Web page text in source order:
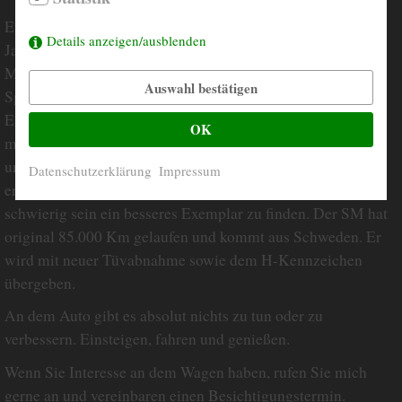
Erstklassiger und komplett revidierter Citroen SM aus dem
Jahr 1973 in der seltensten Version mit 3 Liter Maserati
Motor, handgeschaltet. Das Auto wurde von einem
Spezialisten komplett revidiert und über 10 Jahre besessen.
Es wurden alle notwendigen Arbeiten inkl. Kettenspannern,
modifiziert und revidiert. Die Karosserie ist ungeschweißt
und rostfrei! Das Interieur ist neuwertig, die Lackierung
erstklassig und die gesamte Technik auch! Es dürfte
schwierig sein ein besseres Exemplar zu finden. Der SM hat
original 85.000 Km gelaufen und kommt aus Schweden. Er
wird mit neuer Tüvabnahme sowie dem H-Kennzeichen
übergeben.
An dem Auto gibt es absolut nichts zu tun oder zu
verbessern. Einsteigen, fahren und genießen.
Wenn Sie Interesse an dem Wagen haben, rufen Sie mich
gerne an und vereinbaren einen Besichtigungstermin.
Details anzeigen/ausblenden
Auswahl bestätigen
OK
Datenschutzerklärung Impressum